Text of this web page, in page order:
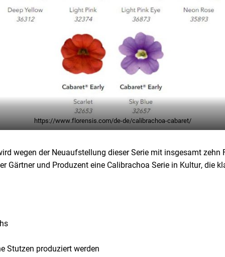
https://www.florensis.com/de-de/calibrachoa-cabaret/
wegen der Neuaufstellung dieser Serie mit insgesamt
Gärtner und Produzent eine Calibrachoa Serie in Kultur, die
Stutzen produziert werden